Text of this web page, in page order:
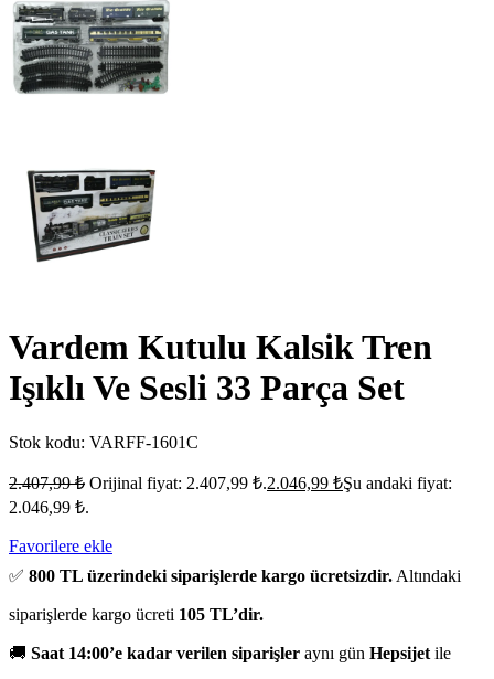
Vardem Kutulu Kalsik Tren
Işıklı Ve Sesli 33 Parça Set
Stok kodu: VARFF-1601C
2.407,99₺ Orijinal fiyat: 2.407,99 ₺.2.046,99 ₺Şu andaki fiyat:
2.046,99 ₺.
Favorilere ekle
✅ 800 TL üzerindeki siparişlerde kargo ücretsizdir. Altındaki
siparişlerde kargo ücreti 105 TL’dir.
🚚 Saat 14:00’e kadar verilen siparişler aynı gün Hepsijet ile